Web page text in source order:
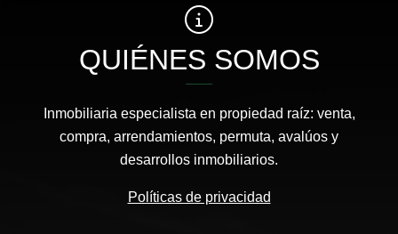
QUIÉNES SOMOS
Inmobiliaria especialista en propiedad raíz: venta,
compra, arrendamientos, permuta, avalúos y
desarrollos inmobiliarios.
Políticas de privacidad